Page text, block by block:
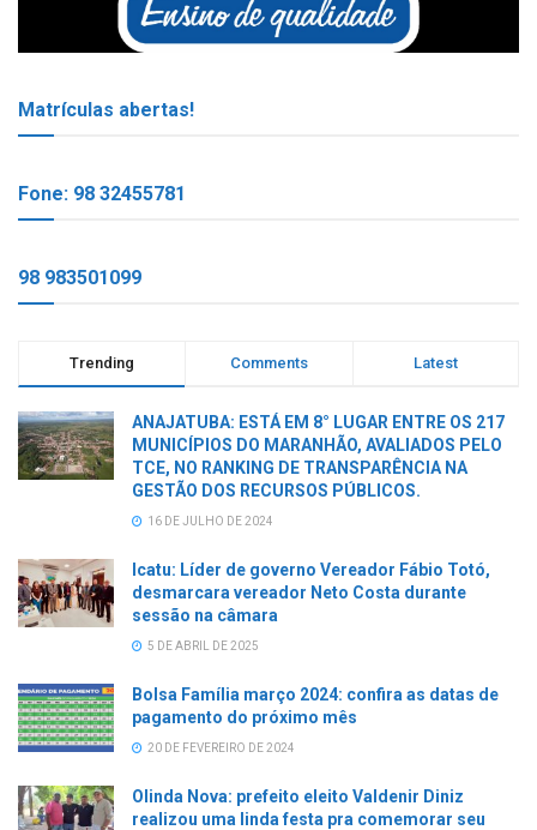
Matrículas abertas!
Fone: 98 32455781
98 983501099
Trending Comments Latest
ANAJATUBA: ESTÁ EM 8° LUGAR ENTRE OS 217
MUNICÍPIOS DO MARANHÃO, AVALIADOS PELO
TCE, NO RANKING DE TRANSPARÊNCIA NA
GESTÃO DOS RECURSOS PÚBLICOS.
16 DE JULHO DE 2024
Icatu: Líder de governo Vereador Fábio Totó,
desmarcara vereador Neto Costa durante
sessão na câmara
5 DE ABRIL DE 2025
Bolsa Família março 2024: confira as datas de
pagamento do próximo mês
20 DE FEVEREIRO DE 2024
Olinda Nova: prefeito eleito Valdenir Diniz
realizou uma linda festa pra comemorar seu